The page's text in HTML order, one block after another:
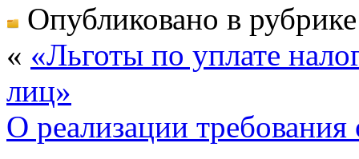
Опубликовано в
« «Льготы по уплате
лиц»
О реализации требования